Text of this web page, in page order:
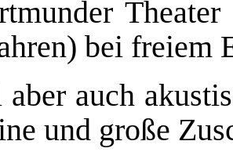
bei freiem
auch
und große